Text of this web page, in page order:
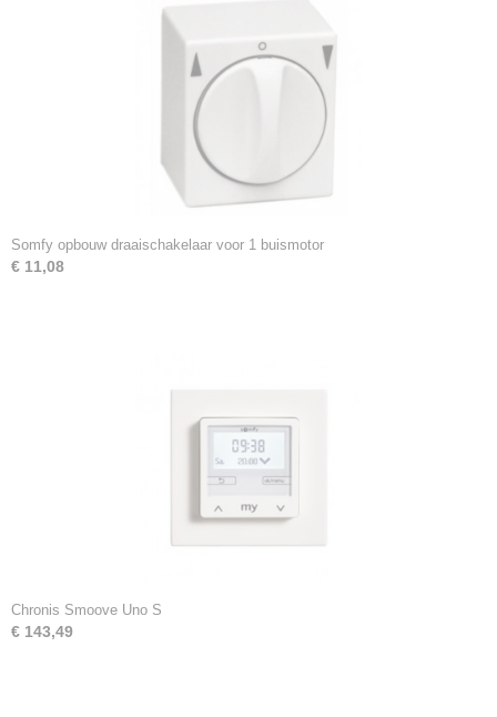
Somfy opbouw draaischakelaar voor 1 buismotor
€ 11,08
Chronis Smoove Uno S
€ 143,49